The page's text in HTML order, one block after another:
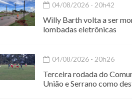
04/08/2026 - 20h42
Willy Barth volta a ser
lombadas eletrônicas
04/08/2026 - 20h26
Terceira rodada do
União e Serrano como